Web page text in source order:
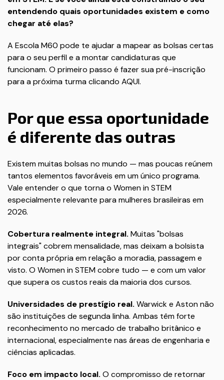
entendendo quais oportunidades existem e como
chegar até elas?
A Escola M60 pode te ajudar a mapear as bolsas certas
para o seu perfil e a montar candidaturas que
funcionam. O primeiro passo é fazer sua pré-inscrição
para a próxima turma clicando AQUI.
Por que essa oportunidade
é diferente das outras
Existem muitas bolsas no mundo — mas poucas reúnem
tantos elementos favoráveis em um único programa.
Vale entender o que torna o Women in STEM
especialmente relevante para mulheres brasileiras em
2026.
Cobertura realmente integral. Muitas "bolsas
integrais" cobrem mensalidade, mas deixam a bolsista
por conta própria em relação a moradia, passagem e
visto. O Women in STEM cobre tudo — e com um valor
que supera os custos reais da maioria dos cursos.
Universidades de prestígio real. Warwick e Aston não
são instituições de segunda linha. Ambas têm forte
reconhecimento no mercado de trabalho britânico e
internacional, especialmente nas áreas de engenharia e
ciências aplicadas.
Foco em impacto local. O compromisso de retornar